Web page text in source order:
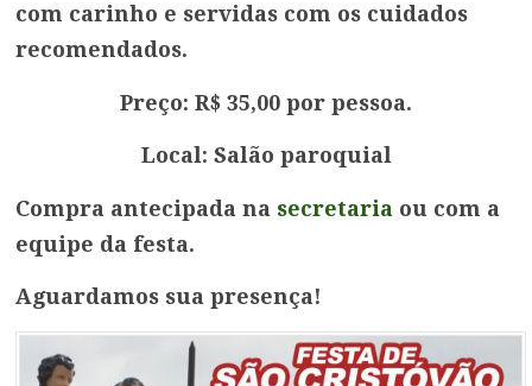
com carinho e servidas com os cuidados
recomendados.
Preço: R$ 35,00 por pessoa.
Local: Salão paroquial
Compra antecipada na secretaria ou com a
equipe da festa.
Aguardamos sua presença!